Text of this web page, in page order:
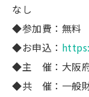
なし
◆参加費：無料
◆お申込：
◆主 催：大阪
◆共 催：一般財